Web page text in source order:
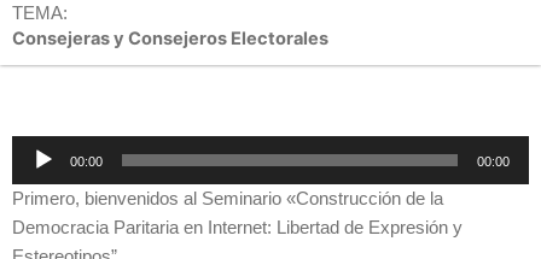
TEMA:
Consejeras y Consejeros Electorales
Reproductor
audio
00:00 00:00
Primero, bienvenidos al Seminario «Construcción de la
Democracia Paritaria en Internet: Libertad de Expresión y